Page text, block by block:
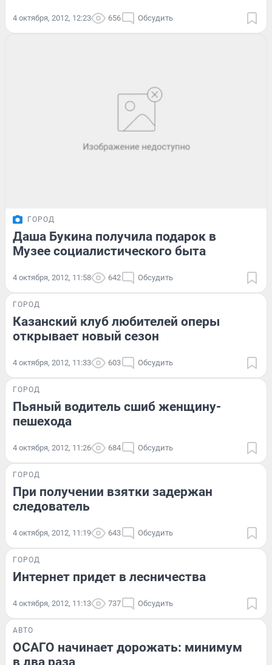
4 октября, 2012, 12:23 656 Обсудить
ГОРОД
Даша Букина получила подарок в
Музее социалистического быта
4 октября, 2012, 11:58 642 Обсудить
ГОРОД
Казанский клуб любителей оперы
открывает новый сезон
4 октября, 2012, 11:33 603 Обсудить
ГОРОД
Пьяный водитель сшиб женщину-
пешехода
4 октября, 2012, 11:26 684 Обсудить
ГОРОД
При получении взятки задержан
следователь
4 октября, 2012, 11:19 643 Обсудить
ГОРОД
Интернет придет в лесничества
4 октября, 2012, 11:13 737 Обсудить
АВТО
ОСАГО начинает дорожать: минимум
в два раза